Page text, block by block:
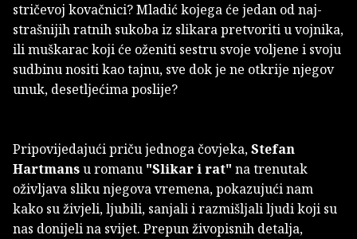
stričevoj kovačnici? Mladić kojega će jedan od naj­
strašnijih ratnih sukoba iz slikara pretvoriti u vojnika,
ili muškarac koji će oženiti sestru svoje voljene i svoju
sudbinu nositi kao tajnu, sve dok je ne otkrije njegov
unuk, desetljećima poslije?
Pripovijedajući priču jednoga čovjeka,Stefan
Hartmansu romanu "Slikar i rat" na trenutak
oživljava sliku njegova vremena, pokazujući nam
kako su živjeli, ljubili, sanjali i razmišljali ljudi koji su
nas donijeli na svijet. Prepun živopisnih detalja,